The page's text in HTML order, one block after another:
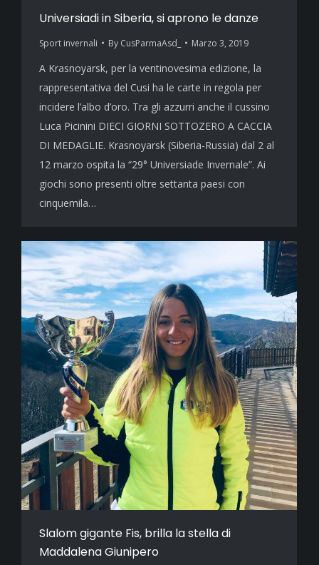
Universiadi in Siberia, si aprono le danze
Sport invernali By CusParmaAsd_ Marzo 3, 2019
A Krasnoyarsk, per la ventinovesima edizione, la
rappresentativa del Cusi ha le carte in regola per
incidere l’albo d’oro. Tra gli azzurri anche il cussino
Luca Picinini DIECI GIORNI SOTTOZERO A CACCIA
DI MEDAGLIE. Krasnoyarsk (Siberia-Russia) dal 2 al
12 marzo ospita la “29° Universiade Invernale”. Ai
giochi sono presenti oltre settanta paesi con
cinquemila…
Slalom gigante Fis, brilla la stella di
Maddalena Giunipero